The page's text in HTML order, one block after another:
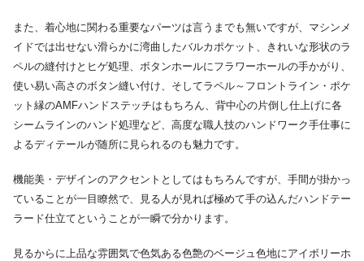
また、着心地に関わる重要なパーツは言うまでも無いですが、マシンメ
イドでは出せない滑らかに湾曲したバルカポケット、きれいな形状のラ
ペルの縫付けとヒゲ処理、ボタンホールにフラワーホールの手かがり、
使い易い高さのボタン縫い付け、そしてラペル～フロントライン・ポケ
ット縁のAMFハンドステッチはもちろん、背中心の片倒し仕上げに各
シームラインのハンド処理など、高度な職人技のハンドワーク手仕事に
よるディテールが随所に見られるのも魅力です。
機能美・デザインのアクセントとしてはもちろんですが、手間が掛かっ
ていることが一目瞭然で、見る人が見れば極めて手の込んだハンドテー
ラード仕立てということが一瞬で分かります。
見るからに上品な雰囲気で色気ある色艶のベージュ色地にアイボリーホ